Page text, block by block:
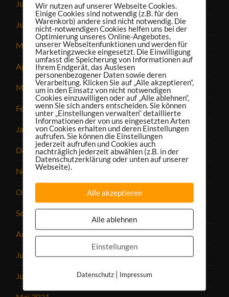
Juli 2022
Juni 2022
Mai 2022
April 2022
März 2022
Februar 2022
Januar 2022
Dezember 2021
November 2021
Oktober 2021
September 2021
August 2021
Juli 2021
Juni 2021
Wir nutzen auf unserer Webseite Cookies.
Einige Cookies sind notwendig (z.B. für den
Warenkorb) andere sind nicht notwendig. Die
nicht-notwendigen Cookies helfen uns bei der
Optimierung unseres Online-Angebotes,
unserer Webseitenfunktionen und werden für
Marketingzwecke eingesetzt. Die Einwilligung
umfasst die Speicherung von Informationen auf
Ihrem Endgerät, das Auslesen
personenbezogener Daten sowie deren
Verarbeitung. Klicken Sie auf „Alle akzeptieren“,
um in den Einsatz von nicht notwendigen
Cookies einzuwilligen oder auf „Alle ablehnen“,
wenn Sie sich anders entscheiden. Sie können
unter „Einstellungen verwalten“ detaillierte
Informationen der von uns eingesetzten Arten
von Cookies erhalten und deren Einstellungen
aufrufen. Sie können die Einstellungen
jederzeit aufrufen und Cookies auch
nachträglich jederzeit abwählen (z.B. in der
Datenschutzerklärung oder unten auf unserer
Webseite).
Alle akzeptieren
Alle ablehnen
Einstellungen
Datenschutz| Impressum